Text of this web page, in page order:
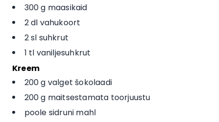
300 g maasikaid
2 dl vahukoort
2 sl suhkrut
1 tl vaniljesuhkrut
Kreem
200 g valget šokolaadi
200 g maitsestamata toorjuustu
poole sidruni mahl